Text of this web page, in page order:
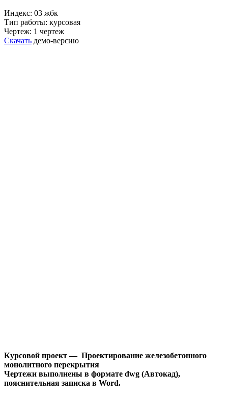
Индекс: 03 жбк
Тип работы: курсовая
Чертеж: 1 чертеж
Скачать демо-версию
Курсовой проект — Проектирование железобетонного
монолитного перекрытия
Чертежи выполнены в формате dwg (Автокад),
пояснительная записка в Word.